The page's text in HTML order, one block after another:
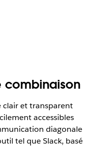
combinaison
clair et transparent
accessibles
diagonale
tel que Slack, basé